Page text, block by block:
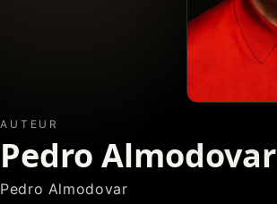
AUTEUR
Pedro Almodovar
Pedro Almodovar